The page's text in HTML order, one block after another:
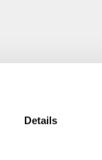
Details